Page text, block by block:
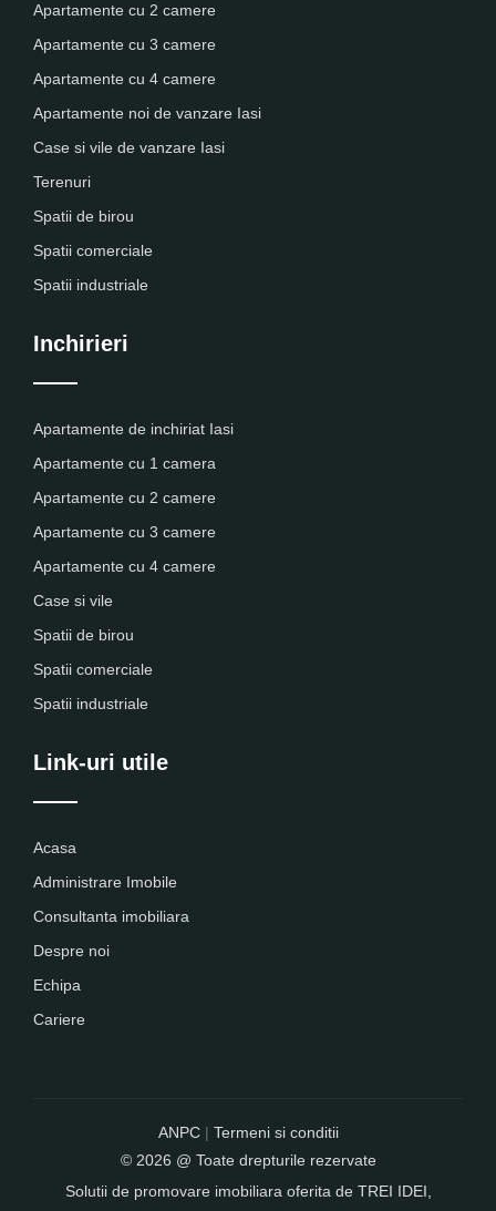
Apartamente cu 2 camere
Apartamente cu 3 camere
Apartamente cu 4 camere
Apartamente noi de vanzare Iasi
Case si vile de vanzare Iasi
Terenuri
Spatii de birou
Spatii comerciale
Spatii industriale
Inchirieri
Apartamente de inchiriat Iasi
Apartamente cu 1 camera
Apartamente cu 2 camere
Apartamente cu 3 camere
Apartamente cu 4 camere
Case si vile
Spatii de birou
Spatii comerciale
Spatii industriale
Link-uri utile
Acasa
Administrare Imobile
Consultanta imobiliara
Despre noi
Echipa
Cariere
ANPC| Termeni si conditii
© 2026 @ Toate drepturile rezervate
Solutii de promovare imobiliara oferita de TREI IDEI,